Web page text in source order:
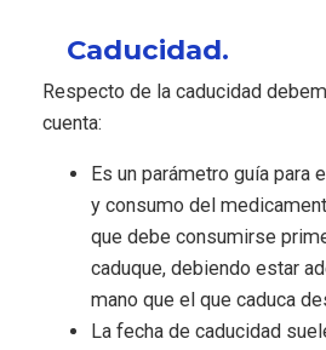
Caducidad.
Respecto de la caducidad
cuenta:
Es un parámetro guía para
y consumo del
que debe consumirse
caduque, debiendo estar
mano que el que caduca
La fecha de caducidad